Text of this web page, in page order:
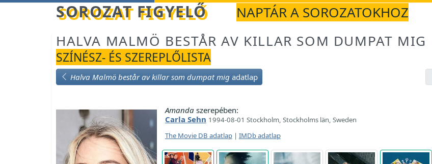
Betöltés... SOROZAT FIGYELŐ
NAPTÁR A SOROZATOKHOZ
HALVA MALMÖ BESTÅR AV KILLAR SOM DUMPAT MIG
SZÍNÉSZ- ÉS SZEREPLŐLISTA
Halva Malmö består av killar som dumpat mig adatlap
Amandaszerepében:
Carla Sehn 1994-08-01 Stockholm, Stockholms län, Sweden
The Movie DB adatlap| IMDb adatlap